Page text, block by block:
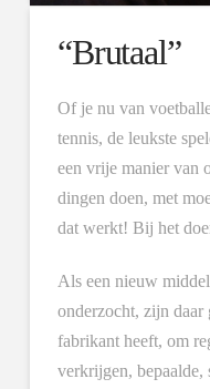
“Brutaal”
Of je nu van
tennis, de leukste
een vrije manier van
dingen doen, met
dat werkt! Bij het
Als een nieuw
onderzocht, zijn daar
fabrikant heeft, om
verkrijgen, bepaalde,